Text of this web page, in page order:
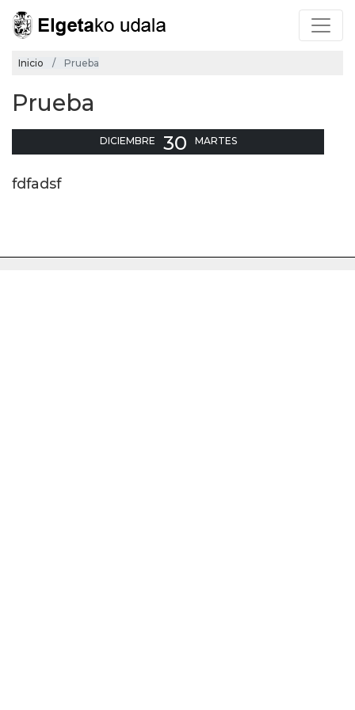
Inicio Prueba
Prueba
DICIEMBRE 30 MARTES
fdfadsf